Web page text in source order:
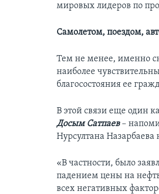
мировых лидеров по
Самолетом, поездом,
Тем не менее, именно
наиболее
благосостояния ее
В этой связи еще один
Досым Сатпаев–
Нурсултана Назарбаева
«В частности, было
падением цены на
всех негативных